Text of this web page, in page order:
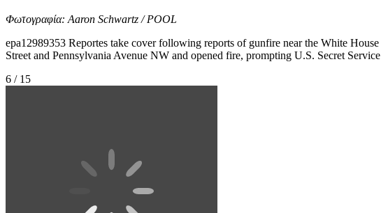
Φωτογραφία: Aaron Schwartz / POOL
epa12989353 Reportes take cover following reports of gunfire near the White
Street and Pennsylvania Avenue NW and opened fire, prompting U.S. Secret
6 / 15